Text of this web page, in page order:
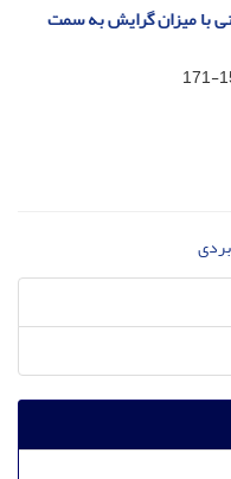
با میزان گرایش به سمت